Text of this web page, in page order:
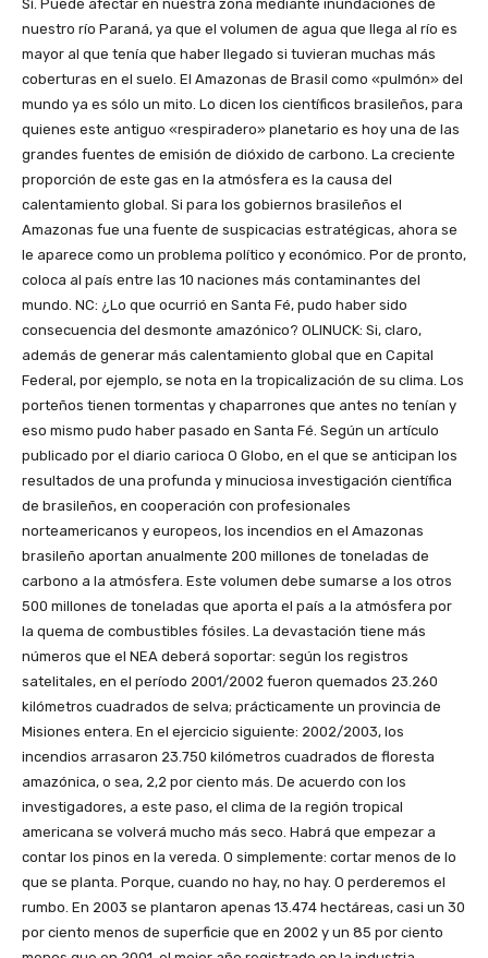
Sí. Puede afectar en nuestra zona mediante inundaciones de
nuestro río Paraná, ya que el volumen de agua que llega al río es
mayor al que tenía que haber llegado si tuvieran muchas más
coberturas en el suelo. El Amazonas de Brasil como «pulmón» del
mundo ya es sólo un mito. Lo dicen los científicos brasileños, para
quienes este antiguo «respiradero» planetario es hoy una de las
grandes fuentes de emisión de dióxido de carbono. La creciente
proporción de este gas en la atmósfera es la causa del
calentamiento global. Si para los gobiernos brasileños el
Amazonas fue una fuente de suspicacias estratégicas, ahora se
le aparece como un problema político y económico. Por de pronto,
coloca al país entre las 10 naciones más contaminantes del
mundo. NC: ¿Lo que ocurrió en Santa Fé, pudo haber sido
consecuencia del desmonte amazónico? OLINUCK: Si, claro,
además de generar más calentamiento global que en Capital
Federal, por ejemplo, se nota en la tropicalización de su clima. Los
porteños tienen tormentas y chaparrones que antes no tenían y
eso mismo pudo haber pasado en Santa Fé. Según un artículo
publicado por el diario carioca O Globo, en el que se anticipan los
resultados de una profunda y minuciosa investigación científica
de brasileños, en cooperación con profesionales
norteamericanos y europeos, los incendios en el Amazonas
brasileño aportan anualmente 200 millones de toneladas de
carbono a la atmósfera. Este volumen debe sumarse a los otros
500 millones de toneladas que aporta el país a la atmósfera por
la quema de combustibles fósiles. La devastación tiene más
números que el NEA deberá soportar: según los registros
satelitales, en el período 2001/2002 fueron quemados 23.260
kilómetros cuadrados de selva; prácticamente un provincia de
Misiones entera. En el ejercicio siguiente: 2002/2003, los
incendios arrasaron 23.750 kilómetros cuadrados de floresta
amazónica, o sea, 2,2 por ciento más. De acuerdo con los
investigadores, a este paso, el clima de la región tropical
americana se volverá mucho más seco. Habrá que empezar a
contar los pinos en la vereda. O simplemente: cortar menos de lo
que se planta. Porque, cuando no hay, no hay. O perderemos el
rumbo. En 2003 se plantaron apenas 13.474 hectáreas, casi un 30
por ciento menos de superficie que en 2002 y un 85 por ciento